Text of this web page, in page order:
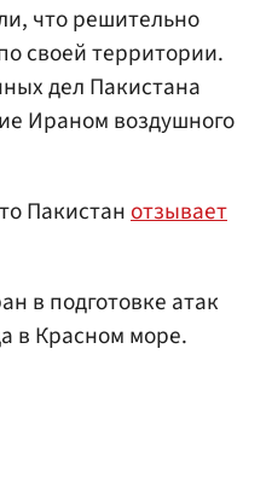
что решительно
своей территории.
дел Пакистана
Ираном воздушного
Пакистанотзывает
в подготовке атак
в Красном море.